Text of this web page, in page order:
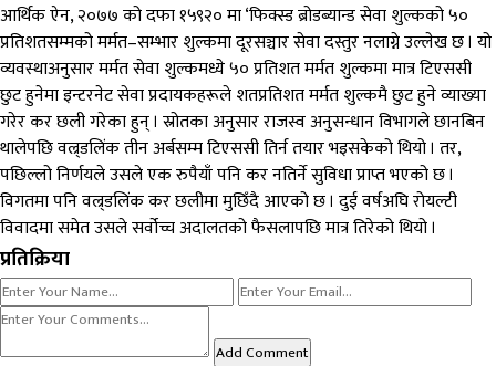
आर्थिक ऐन, २०७७ को दफा १५९२० मा ‘फिक्स्ड ब्रोडब्यान्ड सेवा शुल्कको ५०
प्रतिशतसम्मको मर्मत–सम्भार शुल्कमा दूरसञ्चार सेवा दस्तुर नलाग्ने उल्लेख छ । यो
व्यवस्थाअनुसार मर्मत सेवा शुल्कमध्ये ५० प्रतिशत मर्मत शुल्कमा मात्र टिएससी
छुट हुनेमा इन्टरनेट सेवा प्रदायकहरूले शतप्रतिशत मर्मत शुल्कमै छुट हुने व्याख्या
गरेर कर छली गरेका हुन् । स्रोतका अनुसार राजस्व अनुसन्धान विभागले छानबिन
थालेपछि वल्र्डलिंक तीन अर्बसम्म टिएससी तिर्न तयार भइसकेको थियो । तर,
पछिल्लो निर्णयले उसले एक रुपैयाँ पनि कर नतिर्ने सुविधा प्राप्त भएको छ ।
विगतमा पनि वल्र्डलिंक कर छलीमा मुछिँदै आएको छ । दुई वर्षअघि रोयल्टी
विवादमा समेत उसले सर्वोच्च अदालतको फैसलापछि मात्र तिरेको थियो ।
प्रतिक्रिया
Add Comment